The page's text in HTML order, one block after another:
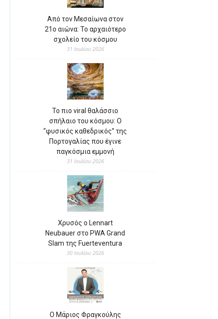
Από τον Μεσαίωνα στον
21ο αιώνα: Το αρχαιότερο
σχολείο του κόσμου
31 Ιουλίου 2026
Το πιο viral θαλάσσιο
σπήλαιο του κόσμου: Ο
“φυσικός καθεδρικός” της
Πορτογαλίας που έγινε
παγκόσμια εμμονή
31 Ιουλίου 2026
Χρυσός ο Lennart
Neubauer στο PWA Grand
Slam της Fuerteventura
30 Ιουλίου 2026
Ο Μάριος Φραγκούλης